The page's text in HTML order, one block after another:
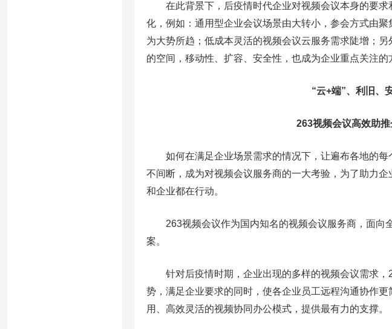
在此背景下，后疫情时代企业对视频会议本身的要求
化，例如：通用型企业会议场景由大转小，参会方式由
为大势所趋；低成本灵活的视频会议云服务需求陡增；
的空间，移动性、扩容、安全性，也成为企业重点关注的
“云+端”、利旧、
263视频会议高效助
如何在满足企业场景需求的情况下，让遍布各地的每
不间断，成为对视频会议服务商的一大考验，为了助力
和企业都在行动。
263视频会议作为国内知名的视频会议服务商，面向全
案。
针对后疫情时期，企业出现的多样的视频会议需求，
势，满足企业要求的同时，使各企业员工远程沟通协作
用、高效灵活的视频协同办公模式，提供最有力的支撑。